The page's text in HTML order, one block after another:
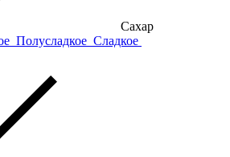
Сахар
Полусладкое Сладкое